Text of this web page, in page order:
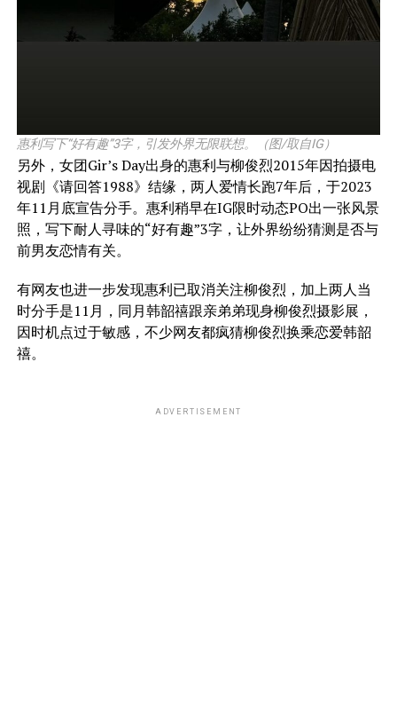
惠利写下“好有趣”3字，引发外界无限联想。（图/取自IG）
另外，女团Gir’s Day出身的惠利与柳俊烈2015年因拍摄电
视剧《请回答1988》结缘，两人爱情长跑7年后，于2023
年11月底宣告分手。惠利稍早在IG限时动态PO出一张风景
照，写下耐人寻味的“好有趣”3字，让外界纷纷猜测是否与
前男友恋情有关。
有网友也进一步发现惠利已取消关注柳俊烈，加上两人当
时分手是11月，同月韩韶禧跟亲弟弟现身柳俊烈摄影展，
因时机点过于敏感，不少网友都疯猜柳俊烈换乘恋爱韩韶
禧。
ADVERTISEMENT